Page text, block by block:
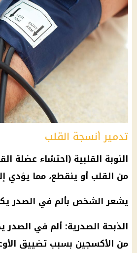
تدمير أنسجة القلب
النوبة القلبية (احتشاء عضلة
من القلب أو ينقطع، مما يؤدي
يشعر الشخص بألم في الصدر
الذبحة الصدرية: ألم في
من الأكسجين بسبب تضييق